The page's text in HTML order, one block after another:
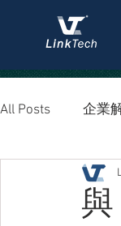
All Posts 企業
資安防護